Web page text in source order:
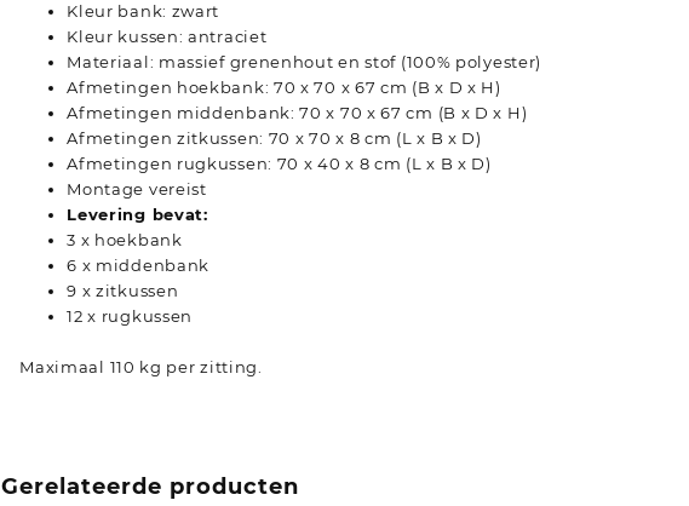
Kleur bank: zwart
Kleur kussen: antraciet
Materiaal: massief grenenhout en stof (100% polyester)
Afmetingen hoekbank: 70 x 70 x 67 cm (B x D x H)
Afmetingen middenbank: 70 x 70 x 67 cm (B x D x H)
Afmetingen zitkussen: 70 x 70 x 8 cm (L x B x D)
Afmetingen rugkussen: 70 x 40 x 8 cm (L x B x D)
Montage vereist
Levering bevat:
3 x hoekbank
6 x middenbank
9 x zitkussen
12 x rugkussen
Maximaal 110 kg per zitting.
Gerelateerde producten